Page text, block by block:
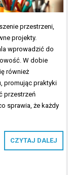
przestrzeni,
projekty.
wprowadzić do
W dobie
również
promując praktyki
przestrzeń
sprawia, że każdy
CZYTAJ DALEJ